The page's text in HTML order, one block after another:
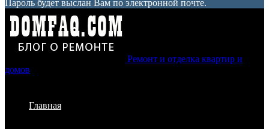
Пароль будет выслан Вам по электронной почте.
Ремонт и отделка квартир и
домов
Главная